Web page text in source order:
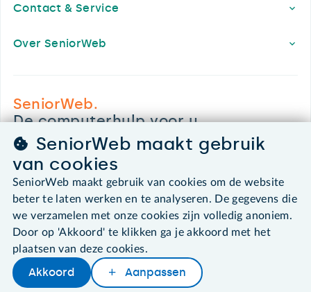
Contact & Service
Over SeniorWeb
SeniorWeb.
De computerhulp voor u.
030 - 276 99 65
leden@seniorweb.nl
©2026 SeniorWeb
Algemene voorwaarden
Cookies en cookie-instellingen
SeniorWeb maakt gebruik
van cookies
SeniorWeb maakt gebruik van cookies om de website
beter te laten werken en te analyseren. De gegevens die
we verzamelen met onze cookies zijn volledig anoniem.
Door op 'Akkoord' te klikken ga je akkoord met het
plaatsen van deze cookies.
Akkoord Aanpassen